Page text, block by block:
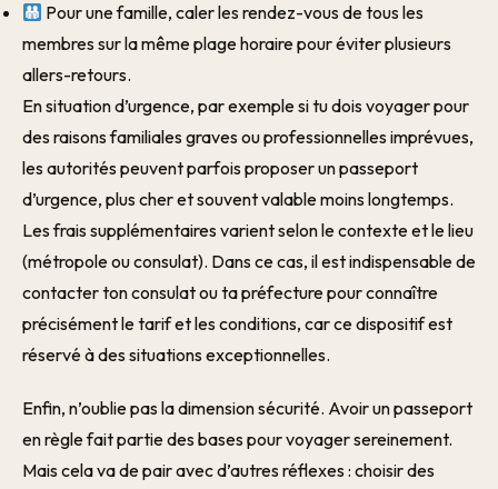
Pour une famille, caler les rendez-vous de tous les
membres sur la même plage horaire pour éviter plusieurs
allers-retours.
En situation d’urgence, par exemple si tu dois voyager pour
des raisons familiales graves ou professionnelles imprévues,
les autorités peuvent parfois proposer un passeport
d’urgence, plus cher et souvent valable moins longtemps.
Les frais supplémentaires varient selon le contexte et le lieu
(métropole ou consulat). Dans ce cas, il est indispensable de
contacter ton consulat ou ta préfecture pour connaître
précisément le tarif et les conditions, car ce dispositif est
réservé à des situations exceptionnelles.
Enfin, n’oublie pas la dimension sécurité. Avoir un passeport
en règle fait partie des bases pour voyager sereinement.
Mais cela va de pair avec d’autres réflexes : choisir des